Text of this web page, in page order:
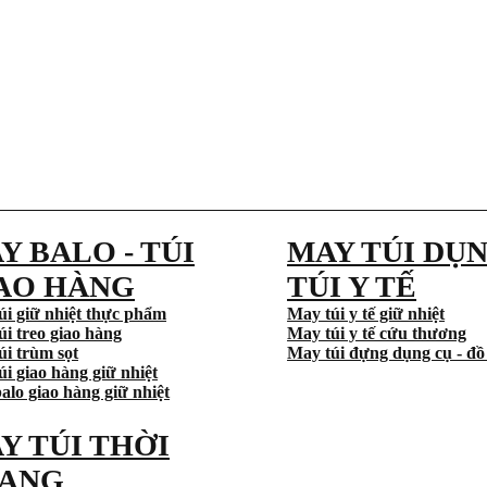
BALO - TÚI
HÀNG
giữ nhiệt thực phẩm
treo giao hàng
trùm sọt
giao hàng giữ nhiệt
giao hàng giữ nhiệt
MAY TÚI
TÚI Y TẾ
May túi y tế giữ nhiệt
May túi y tế cứu thương
May túi đựng dụng cụ - đồ
TÚI THỜI